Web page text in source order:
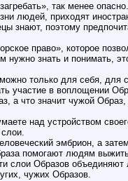
так менее
людей, приходят
знают, поэтому
право», которое
знать и понимать,
только для себя, для
участие в воплощении
а что значит чужой Образ,
над устройством
эмбрион, а
помогают людям
слои Образов
чужих Образов.